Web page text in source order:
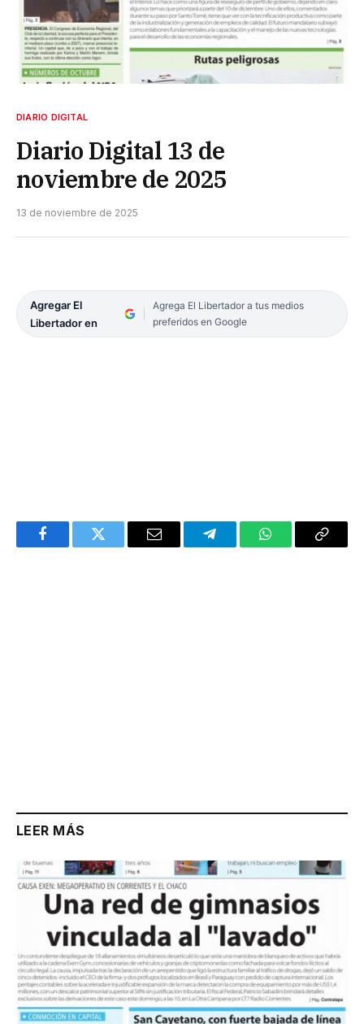
DIARIO DIGITAL
Diario Digital 13 de
noviembre de 2025
13 de noviembre de 2025
Agregar El
Libertador en
Agrega El Libertador a tus medios
preferidos en Google
FacebookTwitter Email TelegramWhatsAppCopy
LEER MÁS